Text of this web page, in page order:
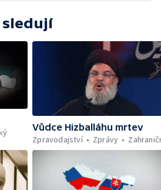
sledují
Vůdce Hizballáhu mrtev
Zpravodajství
Zprávy